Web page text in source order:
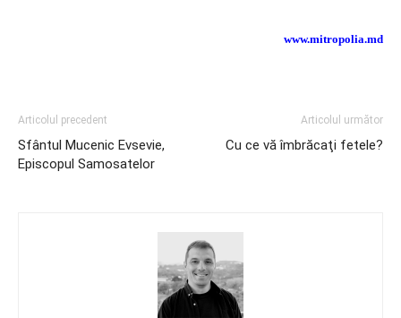
www.mitropolia.md
Articolul precedent
Sfântul Mucenic Evsevie,
Episcopul Samosatelor
Articolul următor
Cu ce vă îmbrăcaţi fetele?